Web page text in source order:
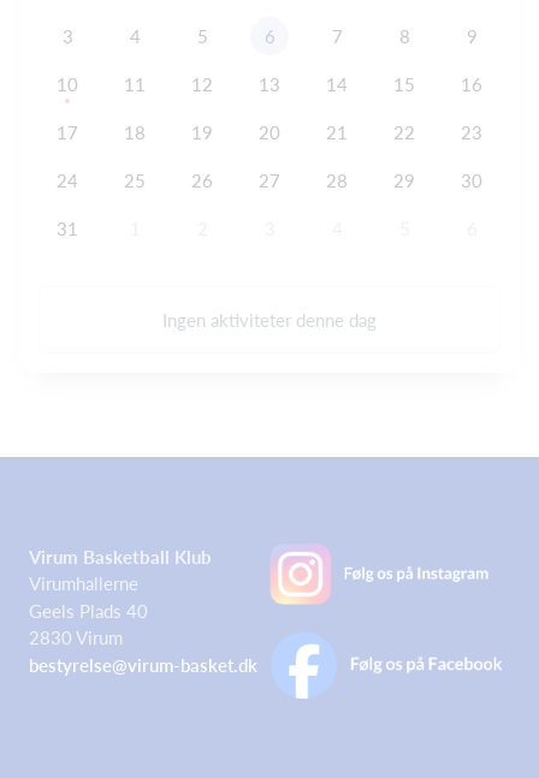
3 4 5 6 7 8 9
10 11 12 13 14 15 16
17 18 19 20 21 22 23
24 25 26 27 28 29 30
31
Ingen aktiviteter denne dag
Virum Basketball Klub
Virumhallerne
Geels Plads 40
2830 Virum
bestyrelse@virum-basket.dk